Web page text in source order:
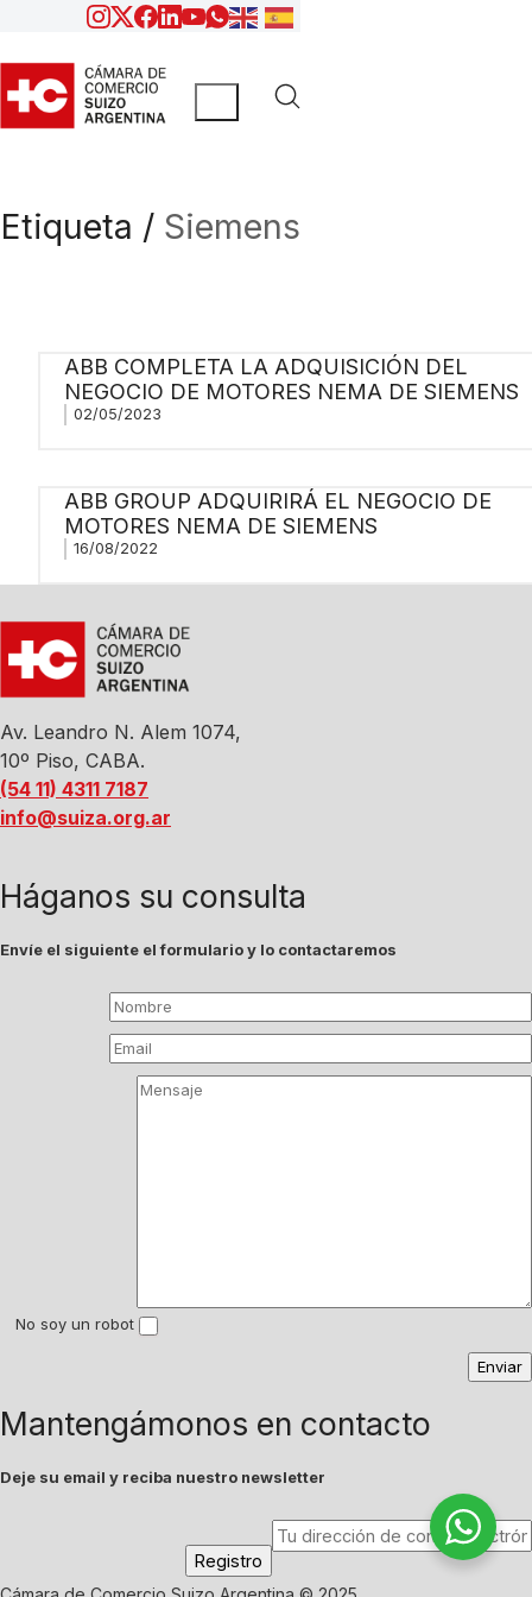
Etiqueta / Siemens
ABB COMPLETA LA ADQUISICIÓN DEL
NEGOCIO DE MOTORES NEMA DE SIEMENS
02/05/2023
ABB GROUP ADQUIRIRÁ EL NEGOCIO DE
MOTORES NEMA DE SIEMENS
16/08/2022
Av. Leandro N. Alem 1074,
10º Piso, CABA.
(54 11) 4311 7187
info@suiza.org.ar
Háganos su consulta
Envíe el siguiente el formulario y lo contactaremos
No soy un robot
Mantengámonos en contacto
Deje su email y reciba nuestro newsletter